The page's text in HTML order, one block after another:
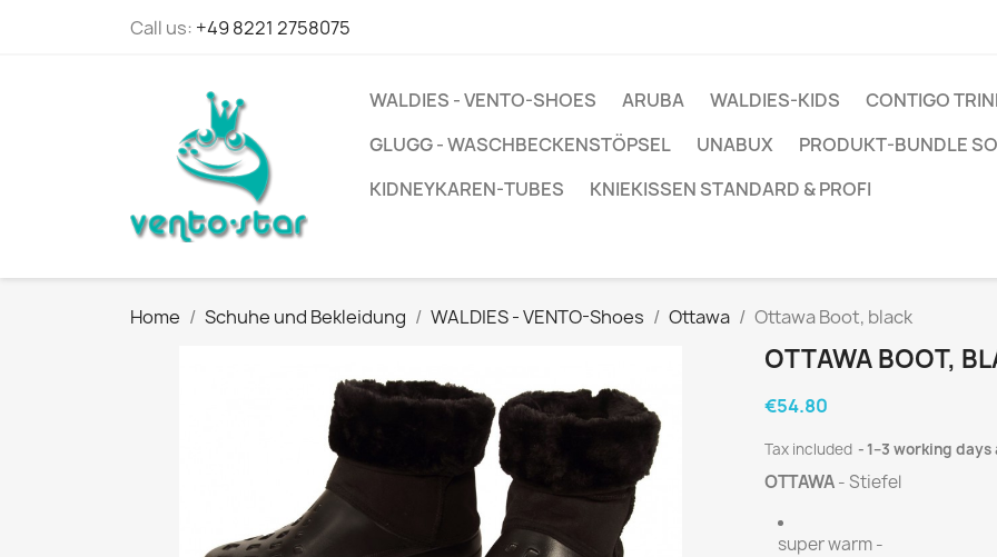
Call us: +49 8221 2758075
WALDIES - VENTO-SHOES ARUBA WALDIES-KIDS
CONTIGO
GLUGG - WASCHBECKENSTÖPSEL
UNABUX
PRODUKT-BUNDLE
KIDNEYKAREN-TUBES
KNIEKISSEN STANDARD & PROFI
Home Schuhe und Bekleidung WALDIES - VENTO-Shoes Ottawa Ottawa Boot, black
OTTAWA BOOT,
€54.80
Tax included 1–3 working
OTTAWA- Stiefel
super warm -